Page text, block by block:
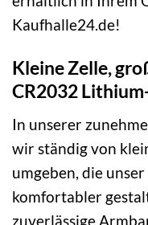
Kaufhalle24.de!
Kleine Zelle,
CR2032
In unserer
wir ständig von
umgeben, die
komfortabler
zuverlässige